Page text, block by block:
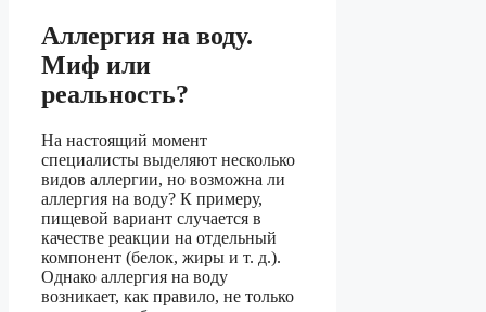
Аллергия на воду.
Миф или
реальность?
На настоящий момент
специалисты выделяют несколько
видов аллергии, но возможна ли
аллергия на воду? К примеру,
пищевой вариант случается в
качестве реакции на отдельный
компонент (белок, жиры и т. д.).
Однако аллергия на воду
возникает, как правило, не только